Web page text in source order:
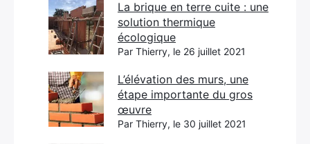
La brique en terre cuite : une
solution thermique
écologique
Par Thierry, le 26 juillet 2021
L’élévation des murs, une
étape importante du gros
œuvre
Par Thierry, le 30 juillet 2021